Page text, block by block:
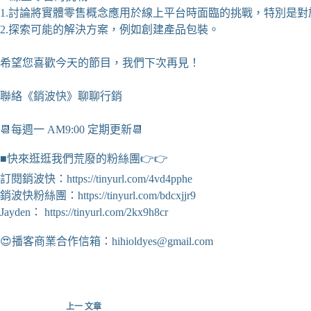
1.討論將實體零售概念應用於線上平台時面臨的挑戰，特別是
2.探索可能的解決方案，例如創建產品包裝。
希望您喜歡今天的節目，我們下次再見！
聯絡《銷波快》聊聊行銷
📆每週一 AM9:00 定期更新📆
■快來逛逛我們荒廢的粉絲團👉👉
訂閱銷波快：https://tinyurl.com/4vd4pphe
銷波快粉絲團：https://tinyurl.com/bdcxjjr9
Jayden： https://tinyurl.com/2kx9h8cr
😍播客商業合作信箱： hihioldyes@gmail.com
上一 文章